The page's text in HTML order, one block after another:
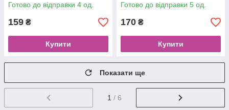
Готово до відправки 4 од.
159 ₴
Купити
Готово до відправки 5 од.
170 ₴
Купити
Показати ще
1 / 6